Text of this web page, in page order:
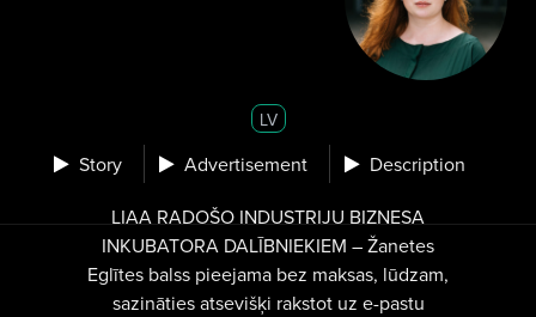
LV
Story Advertisement Description
LIAA RADOŠO INDUSTRIJU BIZNESA
INKUBATORA DALĪBNIEKIEM – Žanetes
Eglītes balss pieejama bez maksas, lūdzam,
sazināties atsevišķi rakstot uz e-pastu